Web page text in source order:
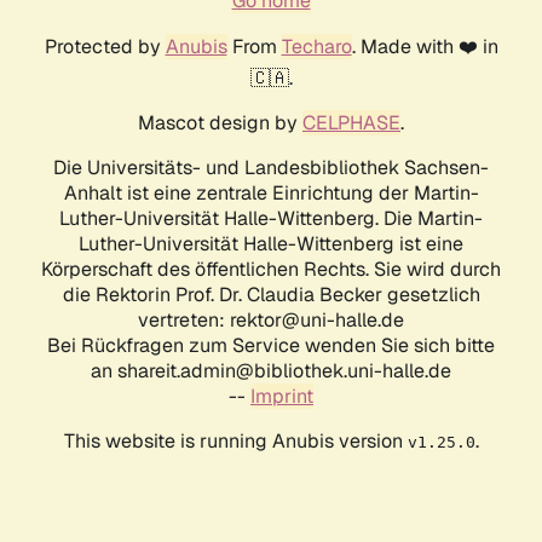
Protected by AnubisFrom Techaro. Made with ❤️ in
🇨🇦.
Mascot design by CELPHASE.
Die Universitäts- und Landesbibliothek Sachsen-
Anhalt ist eine zentrale Einrichtung der Martin-
Luther-Universität Halle-Wittenberg. Die Martin-
Luther-Universität Halle-Wittenberg ist eine
Körperschaft des öffentlichen Rechts. Sie wird durch
die Rektorin Prof. Dr. Claudia Becker gesetzlich
vertreten: rektor@uni-halle.de
Bei Rückfragen zum Service wenden Sie sich bitte
an shareit.admin@bibliothek.uni-halle.de
-- Imprint
This website is running Anubis version v1.25.0.